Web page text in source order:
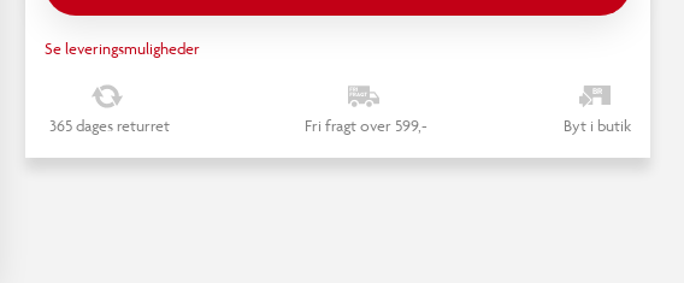
Se leveringsmuligheder
365 dages returret Fri fragt over 599,- Byt i butik